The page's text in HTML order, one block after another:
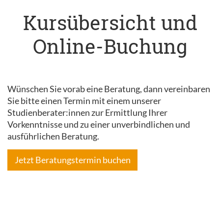
Kursübersicht und
Online-Buchung
Wünschen Sie vorab eine Beratung, dann vereinbaren
Sie bitte einen Termin mit einem unserer
Studienberater:innen zur Ermittlung Ihrer
Vorkenntnisse und zu einer unverbindlichen und
ausführlichen Beratung.
Jetzt Beratungstermin buchen